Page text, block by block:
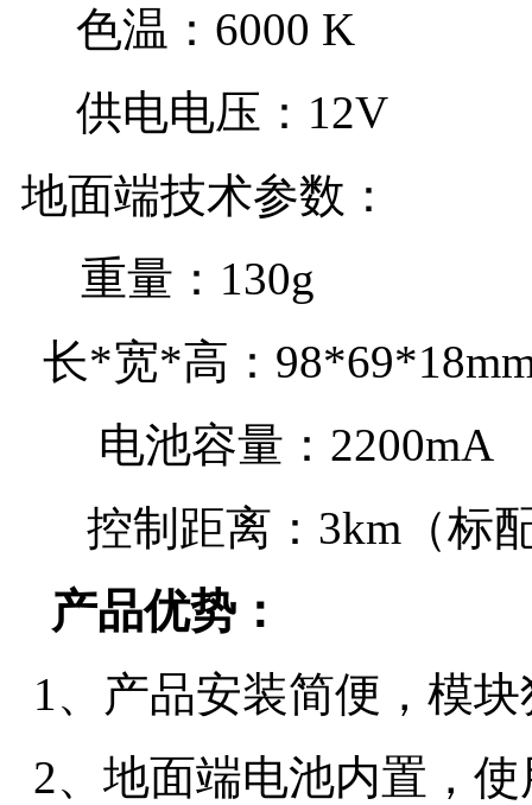
色温： 6000
供电电压：
地面端技术参数：
重量： 130g
长*宽*高：
电池容量： 2200mA
控制距离： 3km （标
产品优势：
1、产品安装简便，模
2、地面端电池内置，